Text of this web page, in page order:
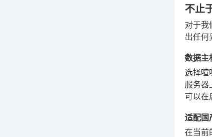
不止
对于我
出任何
数据主
选择
服务器
可以在
适配国
在当前